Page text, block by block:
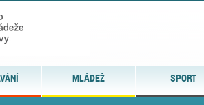
MLÁDEŽ SPORT